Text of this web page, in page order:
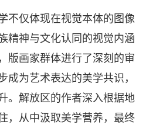
仅体现在视觉本体的图像
精神与文化认同的视觉内涵
版画家群体进行了深刻的审
为艺术表达的美学共识，
。解放区的作者深入根据地
，从中汲取美学营养，最终